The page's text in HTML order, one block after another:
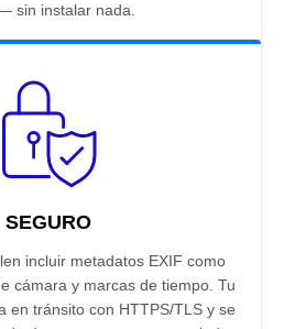
sin instalar nada.
SEGURO
incluir metadatos EXIF como
cámara y marcas de tiempo. Tu
en tránsito con HTTPS/TLS y se